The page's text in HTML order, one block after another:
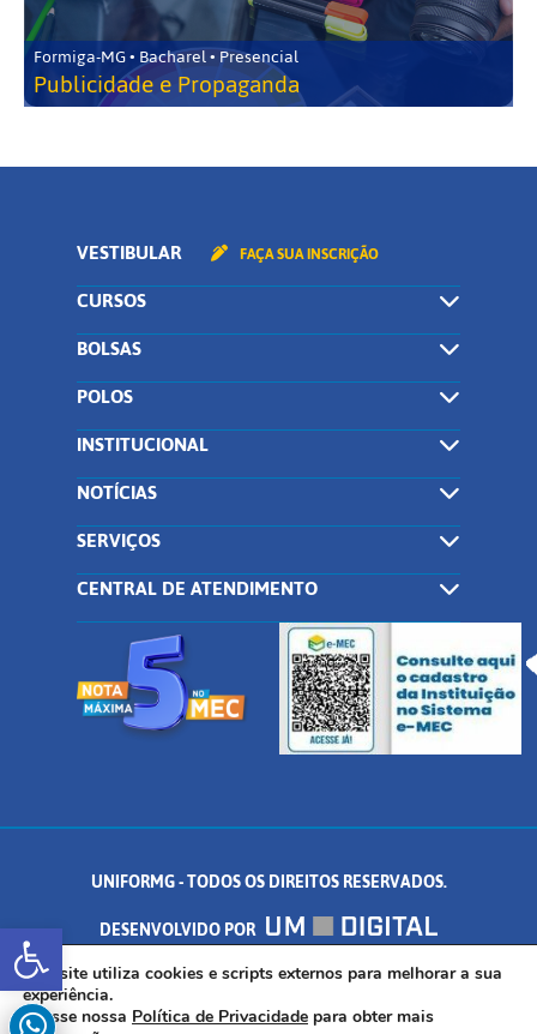
Abrir a barra de ferramentas
Formiga-MG • Bacharel • Presencial
Publicidade e Propaganda
VESTIBULAR FAÇA SUA INSCRIÇÃO
CURSOS
BOLSAS
POLOS
INSTITUCIONAL
NOTÍCIAS
SERVIÇOS
CENTRAL DE ATENDIMENTO
UNIFORMG - TODOS OS DIREITOS RESERVADOS.
DESENVOLVIDO POR
AV. DR. ARNALDO DE SENNA, 328 - PALMEIRAS, FORMIGA/MG - CEP:
35.574.530
Este site utiliza cookies e scripts externos para melhorar a sua
experiência.
Acesse nossa Política de Privacidade para obter mais